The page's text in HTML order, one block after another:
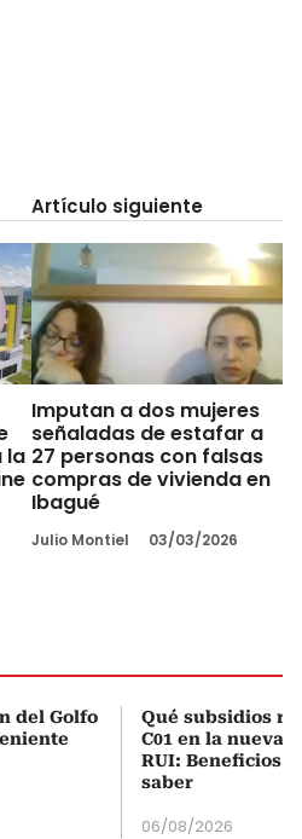
la
Artículo siguiente
Imputan a dos mujeres
señaladas de estafar a
27 personas con falsas
compras de vivienda en
Ibagué
Julio Montiel 03/03/2026
del Golfo
Qué subsidios
C01 en la nueva
RUI: Beneficios
saber
06/08/2026